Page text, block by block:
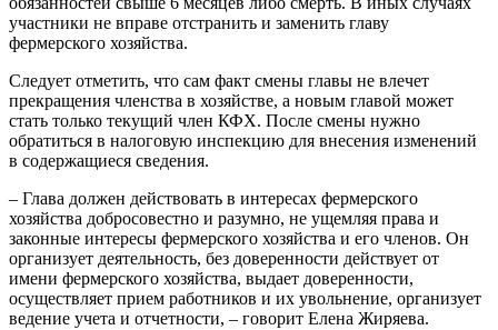
участники не вправе отстранить и заменить главу
фермерского хозяйства.
Следует отметить, что сам факт смены главы не влечет
прекращения членства в хозяйстве, а новым главой может
стать только текущий член КФХ. После смены нужно
обратиться в налоговую инспекцию для внесения изменений
в содержащиеся сведения.
– Глава должен действовать в интересах фермерского
хозяйства добросовестно и разумно, не ущемляя права и
законные интересы фермерского хозяйства и его членов. Он
организует деятельность, без доверенности действует от
имени фермерского хозяйства, выдает доверенности,
осуществляет прием работников и их увольнение, организует
ведение учета и отчетности, – говорит Елена Жиряева.